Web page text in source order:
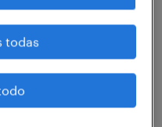
de la
desempleo. De
del INE, el nivel de
todas